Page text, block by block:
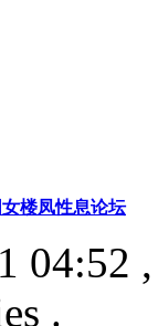
楼凤性息论坛
04:52
.